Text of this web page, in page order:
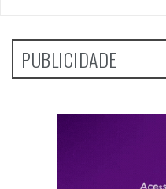
PUBLICIDADE